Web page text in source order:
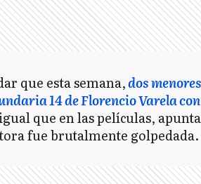
que esta semana,dos
14 de Florencio Varela
que en las películas,
fue brutalmente golpedada.